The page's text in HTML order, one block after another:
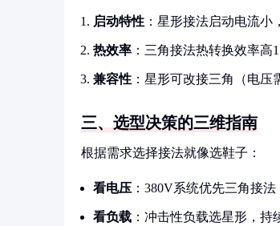
启动特性 ：星形接法启动电流
热效率 ：三角接法热转换效率高
兼容性 ：星形可改接三角（电压
三、选型决策的三维指南
根据需求选择接法就像选鞋子：
看电压 ：380V系统优先三角接
看负载 ：冲击性负载选星形，持